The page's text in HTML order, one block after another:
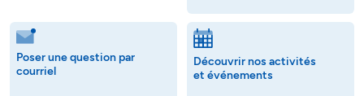
Poser une question par
courriel
Découvrir nos activités
et événements